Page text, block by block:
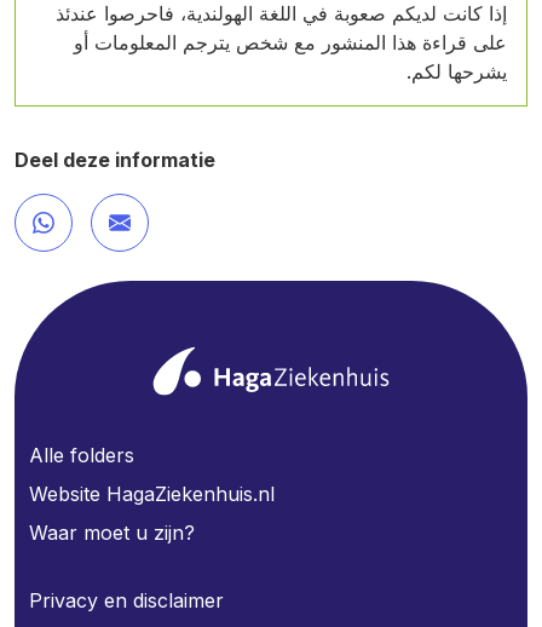
إذا كانت لديكم صعوبة في اللغة الهولندية، فاحرصوا عندئذ
على قراءة هذا المنشور مع شخص يترجم المعلومات أو
يشرحها لكم.
Deel deze informatie
Alle folders
Website HagaZiekenhuis.nl
Waar moet u zijn?
Privacy en disclaimer